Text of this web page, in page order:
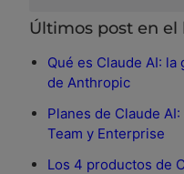
Últimos post en el
Qué es Claude AI:
de Anthropic
Planes de Claude
Team y Enterprise
Los 4 productos de